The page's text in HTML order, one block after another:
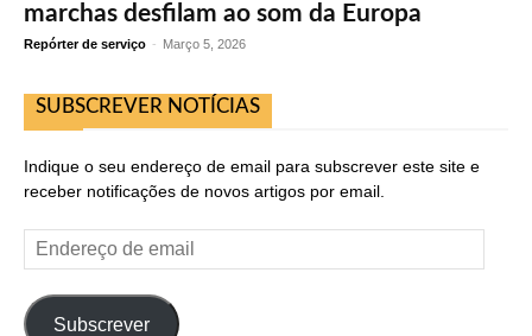
marchas desfilam ao som da Europa
Repórter de serviço - Março 5, 2026
SUBSCREVER NOTÍCIAS
Indique o seu endereço de email para subscrever este site e
receber notificações de novos artigos por email.
Endereço
de
Subscrever